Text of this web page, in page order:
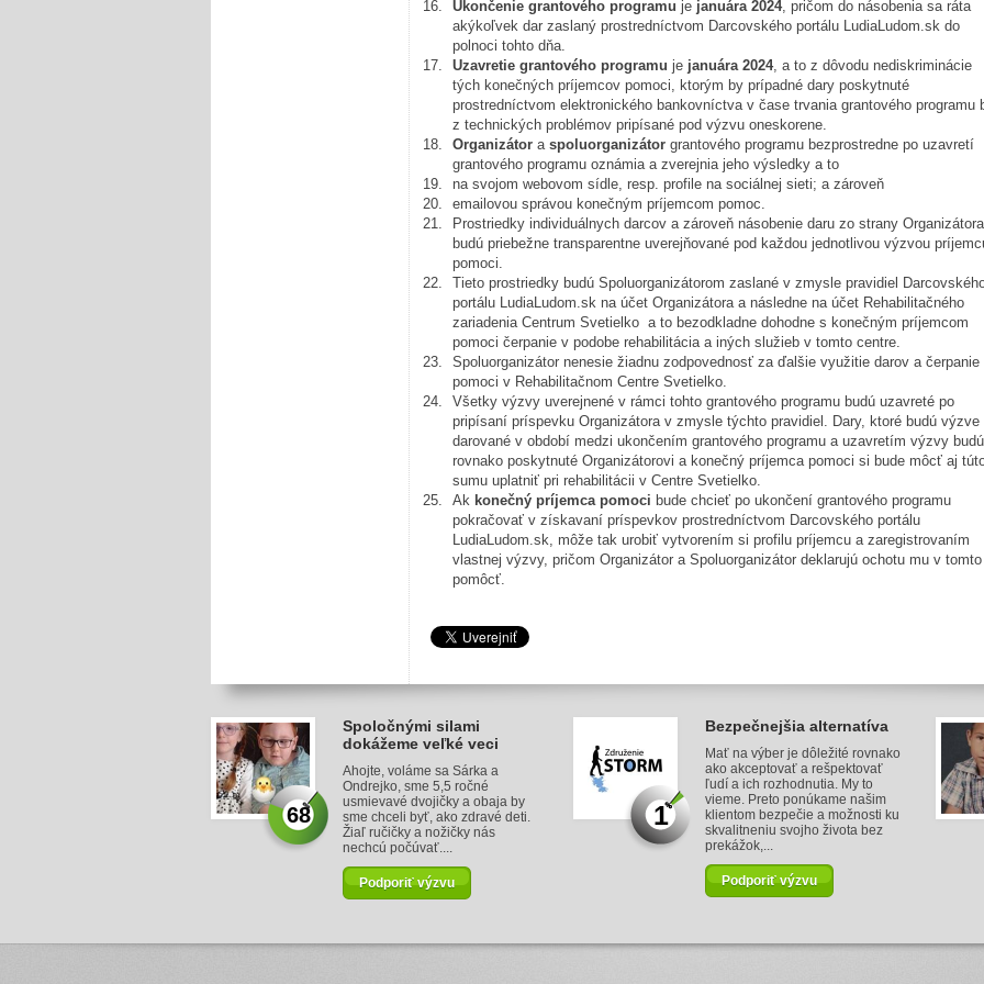
Ukončenie grantového programu je januára 2024, pričom do násobenia sa ráta
akýkoľvek dar zaslaný prostredníctvom Darcovského portálu LudiaLudom.sk do
polnoci tohto dňa.
Uzavretie grantového programu je januára 2024, a to z dôvodu nediskriminácie
tých konečných príjemcov pomoci, ktorým by prípadné dary poskytnuté
prostredníctvom elektronického bankovníctva v čase trvania grantového programu
z technických problémov pripísané pod výzvu oneskorene.
Organizátor a spoluorganizátor grantového programu bezprostredne po uzavretí
grantového programu oznámia a zverejnia jeho výsledky a to
na svojom webovom sídle, resp. profile na sociálnej sieti; a zároveň
emailovou správou konečným príjemcom pomoc.
Prostriedky individuálnych darcov a zároveň násobenie daru zo strany Organizátora
budú priebežne transparentne uverejňované pod každou jednotlivou výzvou
pomoci.
Tieto prostriedky budú Spoluorganizátorom zaslané v zmysle pravidiel
portálu LudiaLudom.sk na účet Organizátora a následne na účet Rehabilitačného
zariadenia Centrum Svetielko a to bezodkladne dohodne s konečným príjemcom
pomoci čerpanie v podobe rehabilitácia a iných služieb v tomto centre.
Spoluorganizátor nenesie žiadnu zodpovednosť za ďalšie využitie darov a čerpanie
pomoci v Rehabilitačnom Centre Svetielko.
Všetky výzvy uverejnené v rámci tohto grantového programu budú uzavreté po
pripísaní príspevku Organizátora v zmysle týchto pravidiel. Dary, ktoré budú výzve
darované v období medzi ukončením grantového programu a uzavretím výzvy budú
rovnako poskytnuté Organizátorovi a konečný príjemca pomoci si bude môcť aj
sumu uplatniť pri rehabilitácii v Centre Svetielko.
Ak konečný príjemca pomoci bude chcieť po ukončení grantového programu
pokračovať v získavaní príspevkov prostredníctvom Darcovského portálu
LudiaLudom.sk, môže tak urobiť vytvorením si profilu príjemcu a zaregistrovaním
vlastnej výzvy, pričom Organizátor a Spoluorganizátor deklarujú ochotu mu v tomto
pomôcť.
68
Spoločnými silami
dokážeme veľké veci
Ahojte, voláme sa Sárka a
Ondrejko, sme 5,5 ročné
usmievavé dvojičky a obaja by
sme chceli byť, ako zdravé deti.
Žiaľ ručičky a nožičky nás
nechcú počúvať....
Podporiť výzvu
1
Bezpečnejšia alternatíva
Mať na výber je dôležité rovnako
ako akceptovať a rešpektovať
ľudí a ich rozhodnutia. My to
vieme. Preto ponúkame našim
klientom bezpečie a možnosti ku
skvalitneniu svojho života bez
prekážok,...
Podporiť výzvu